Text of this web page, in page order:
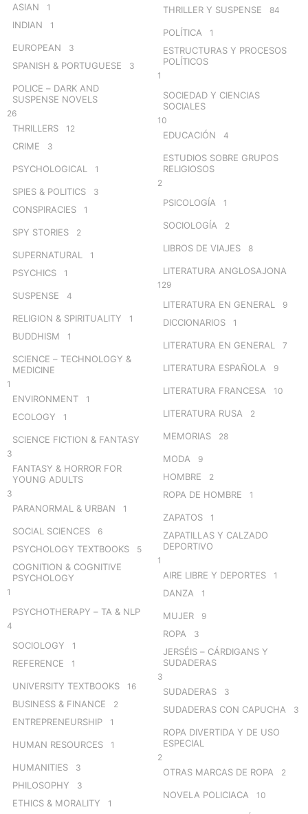
ASIAN 1
INDIAN 1
EUROPEAN 3
SPANISH & PORTUGUESE 3
POLICE – DARK AND
SUSPENSE NOVELS
26
THRILLERS 12
CRIME 3
PSYCHOLOGICAL 1
SPIES & POLITICS 3
CONSPIRACIES 1
SPY STORIES 2
SUPERNATURAL 1
PSYCHICS 1
SUSPENSE 4
RELIGION & SPIRITUALITY 1
BUDDHISM 1
SCIENCE – TECHNOLOGY &
MEDICINE
1
ENVIRONMENT 1
ECOLOGY 1
SCIENCE FICTION & FANTASY
3
FANTASY & HORROR FOR
YOUNG ADULTS
3
PARANORMAL & URBAN 1
SOCIAL SCIENCES 6
PSYCHOLOGY TEXTBOOKS 5
COGNITION & COGNITIVE
PSYCHOLOGY
1
PSYCHOTHERAPY – TA & NLP
4
SOCIOLOGY 1
REFERENCE 1
UNIVERSITY TEXTBOOKS 16
BUSINESS & FINANCE 2
ENTREPRENEURSHIP 1
HUMAN RESOURCES 1
HUMANITIES 3
PHILOSOPHY 3
ETHICS & MORALITY 1
THRILLER Y SUSPENSE 84
POLÍTICA 1
ESTRUCTURAS Y PROCESOS
POLÍTICOS
1
SOCIEDAD Y CIENCIAS
SOCIALES
10
EDUCACIÓN 4
ESTUDIOS SOBRE GRUPOS
RELIGIOSOS
2
PSICOLOGÍA 1
SOCIOLOGÍA 2
LIBROS DE VIAJES 8
LITERATURA ANGLOSAJONA
129
LITERATURA EN GENERAL 9
DICCIONARIOS 1
LITERATURA EN GENERAL 7
LITERATURA ESPAÑOLA 9
LITERATURA FRANCESA 10
LITERATURA RUSA 2
MEMORIAS 28
MODA 9
HOMBRE 2
ROPA DE HOMBRE 1
ZAPATOS 1
ZAPATILLAS Y CALZADO
DEPORTIVO
1
AIRE LIBRE Y DEPORTES 1
DANZA 1
MUJER 9
ROPA 3
JERSÉIS – CÁRDIGANS Y
SUDADERAS
3
SUDADERAS 3
SUDADERAS CON CAPUCHA 3
ROPA DIVERTIDA Y DE USO
ESPECIAL
2
OTRAS MARCAS DE ROPA 2
NOVELA POLICIACA 10